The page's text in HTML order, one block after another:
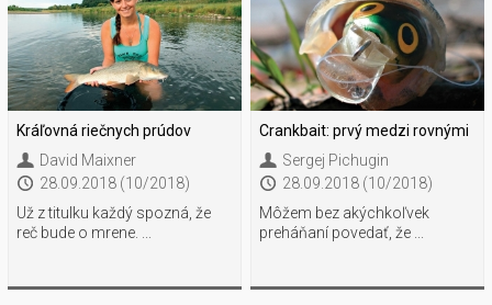
Kráľovná riečnych prúdov
David Maixner
28.09.2018 (10/2018)
Už z titulku každý spozná, že
reč bude o mrene. ...
Crankbait: prvý medzi rovnými
Sergej Pichugin
28.09.2018 (10/2018)
Môžem bez akýchkoľvek
preháňaní povedať, že ...